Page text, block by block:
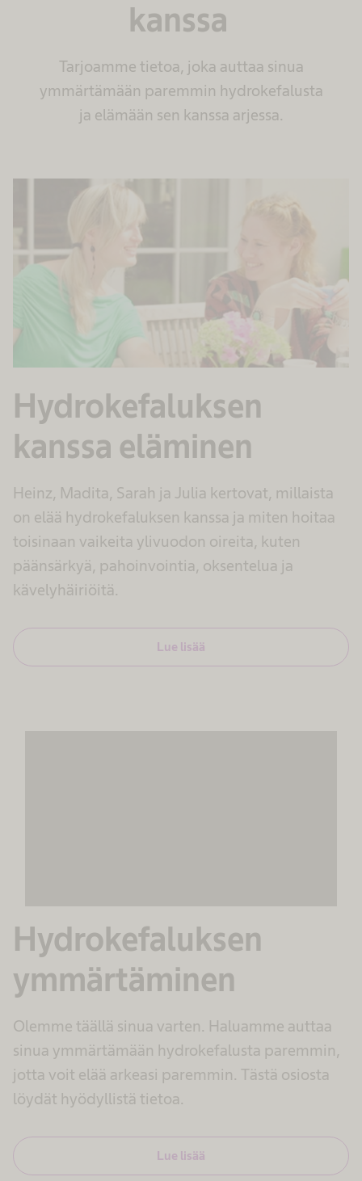
kanssa
Tarjoamme tietoa, joka auttaa sinua
ymmärtämään paremmin hydrokefalusta
ja elämään sen kanssa arjessa.
Hydrokefaluksen
kanssa eläminen
Heinz, Madita, Sarah ja Julia kertovat, millaista
on elää hydrokefaluksen kanssa ja miten hoitaa
toisinaan vaikeita ylivuodon oireita, kuten
päänsärkyä, pahoinvointia, oksentelua ja
kävelyhäiriöitä.
Lue lisää
Hydrokefaluksen
ymmärtäminen
Olemme täällä sinua varten. Haluamme auttaa
sinua ymmärtämään hydrokefalusta paremmin,
jotta voit elää arkeasi paremmin. Tästä osiosta
löydät hyödyllistä tietoa.
Lue lisää
Hyväksy
powered by
Usercentrics Consent